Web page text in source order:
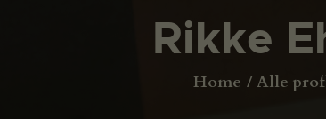
Rikke
Home Alle
OM SVFK
ENGLISH